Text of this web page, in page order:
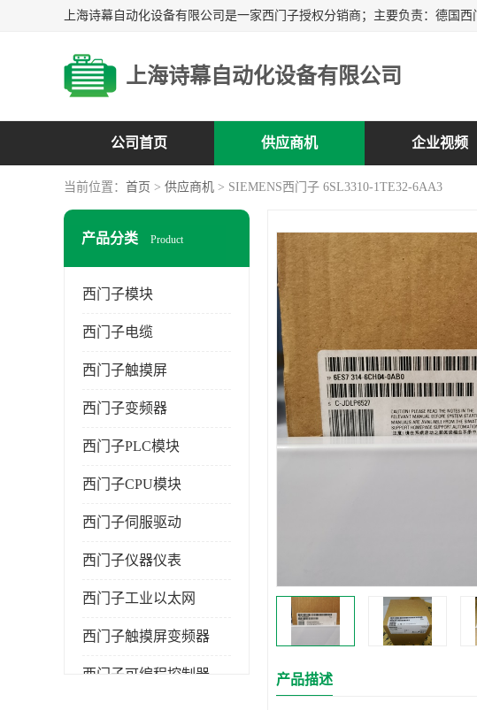
上海诗幕自动化设备有限公司
公司首页 供应商机 企业视频
当前位置： 首页 > 供应商机 > SIEMENS西门子 6SL3310-1TE32-6AA3
产品分类 Product
西门子模块
西门子电缆
西门子触摸屏
西门子变频器
西门子PLC模块
西门子CPU模块
西门子伺服驱动
西门子仪器仪表
西门子工业以太网
西门子触摸屏变频器
西门子可编程控制器 产品描述